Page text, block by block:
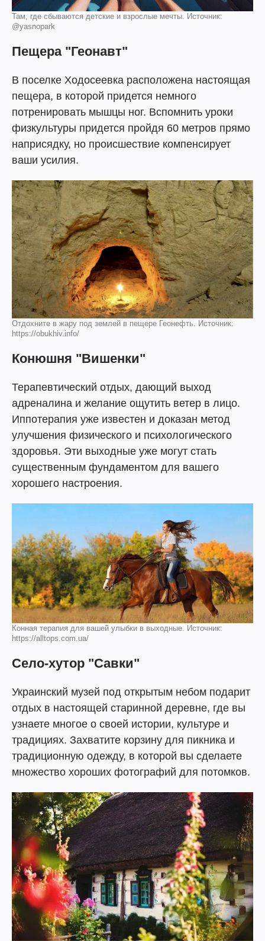
Там, где сбываются детские и взрослые мечты. Источник:
@yasnopark
Пещера "Геонавт"
В поселке Ходосеевка расположена настоящая
пещера, в которой придется немного
потренировать мышцы ног. Вспомнить уроки
физкультуры придется пройдя 60 метров прямо
наприсядку, но происшествие компенсирует
ваши усилия.
Отдохните в жару под землей в пещере Геонефть. Источник:
https://obukhiv.info/
Конюшня "Вишенки"
Терапевтический отдых, дающий выход
адреналина и желание ощутить ветер в лицо.
Иппотерапия уже известен и доказан метод
улучшения физического и психологического
здоровья. Эти выходные уже могут стать
существенным фундаментом для вашего
хорошего настроения.
Конная терапия для вашей улыбки в выходные. Источник:
https://alltops.com.ua/
Село-хутор "Савки"
Украинский музей под открытым небом подарит
отдых в настоящей старинной деревне, где вы
узнаете многое о своей истории, культуре и
традициях. Захватите корзину для пикника и
традиционную одежду, в которой вы сделаете
множество хороших фотографий для потомков.